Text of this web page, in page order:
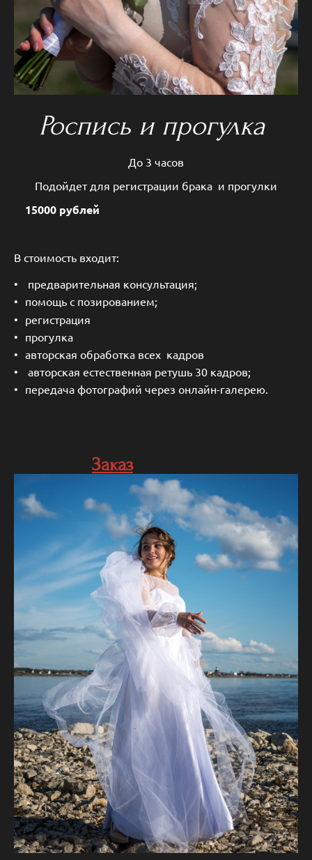
Роспись и прогулка
До 3 часов
Подойдет для регистрации брака и прогулки
15000 рублей
В стоимость входит:
предварительная консультация;
помощь с позированием;
регистрация
прогулка
авторская обработка всех кадров
авторская естественная ретушь 30 кадров;
передача фотографий через онлайн-галерею.
Заказ